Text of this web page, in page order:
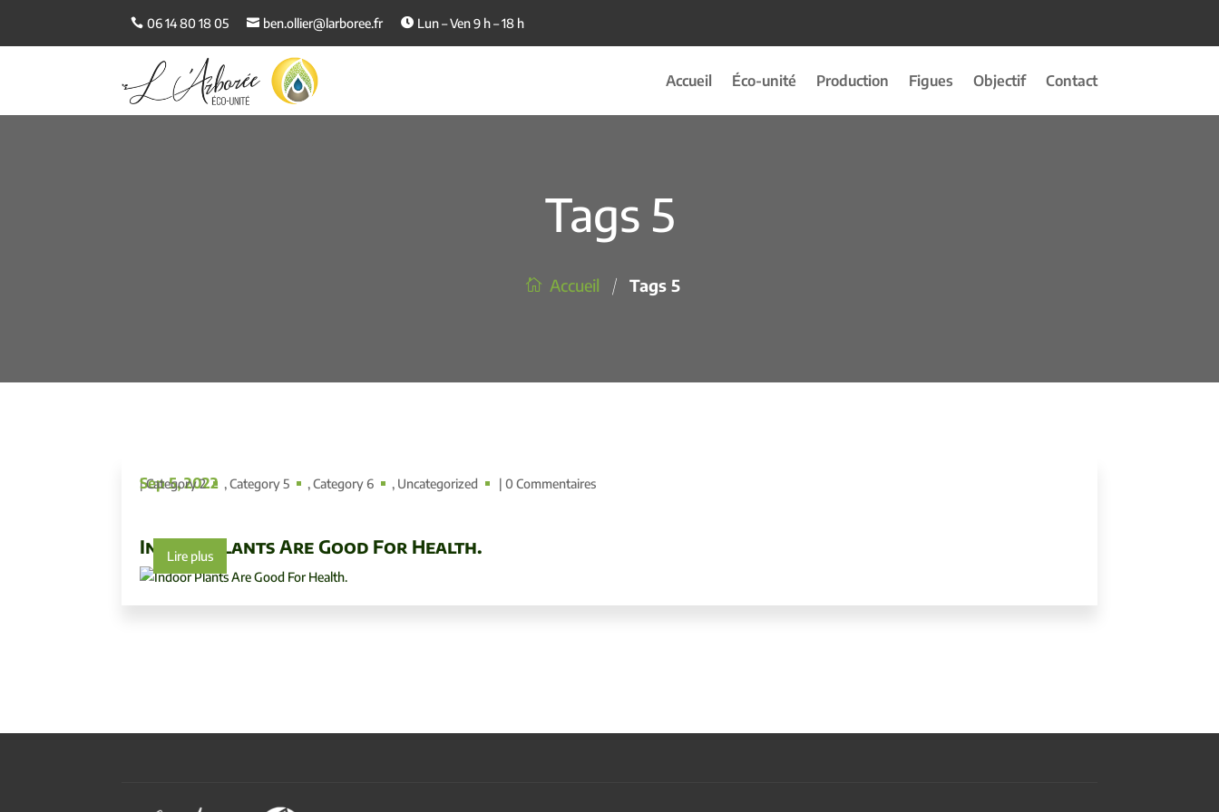
06 14 80 18 05 ben.ollier@larboree.fr Lun – Ven 9 h – 18 h
Accueil Éco-unité Production Figues Objectif Contact
Tags 5
Accueil / Tags 5
Indoor Plants Are Good For Health.
Sep 5, 2022
|Category 2 ,Category 5 ,Category 6 , Uncategorized | 0 Commentaires
Lire plus